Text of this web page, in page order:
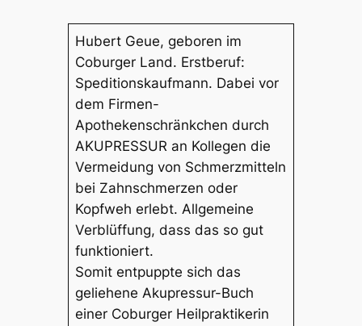
Hubert Geue, geboren im
Coburger Land. Erstberuf:
Speditionskaufmann. Dabei vor
dem Firmen-
Apothekenschränkchen durch
AKUPRESSUR an Kollegen die
Vermeidung von Schmerzmitteln
bei Zahnschmerzen oder
Kopfweh erlebt. Allgemeine
Verblüffung, dass das so gut
funktioniert.
Somit entpuppte sich das
geliehene Akupressur-Buch
einer Coburger Heilpraktikerin